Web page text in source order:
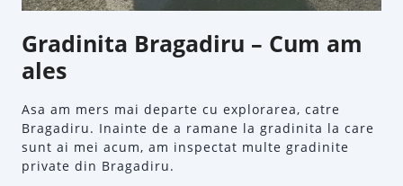
Gradinita Bragadiru – Cum am
ales
Asa am mers mai departe cu explorarea, catre
Bragadiru. Inainte de a ramane la gradinita la care
sunt ai mei acum, am inspectat multe gradinite
private din Bragadiru.